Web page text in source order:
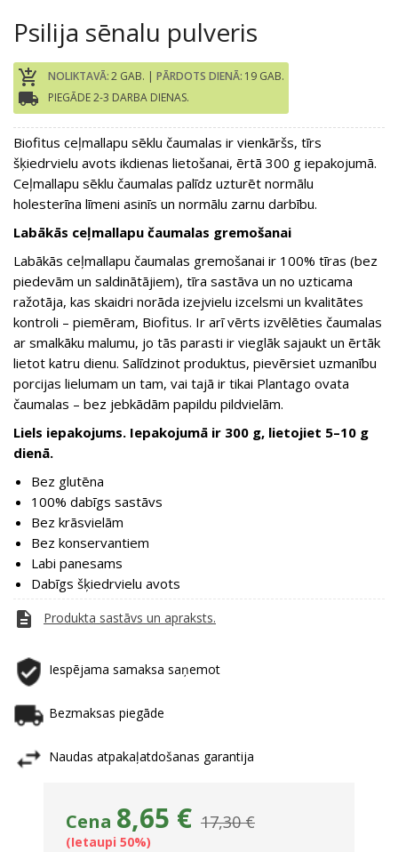
Psilija sēnalu pulveris
add_shopping_cart NOLIKTAVĀ:2 GAB. | PĀRDOTS DIENĀ: 19 GAB.
local_shipping PIEGĀDE 2-3 DARBA DIENAS.
Biofitus ceļmallapu sēklu čaumalas ir vienkāršs, tīrs
šķiedrvielu avots ikdienas lietošanai, ērtā 300 g iepakojumā.
Ceļmallapu sēklu čaumalas palīdz uzturēt normālu
holesterīna līmeni asinīs un normālu zarnu darbību.
Labākās ceļmallapu čaumalas gremošanai
Labākās ceļmallapu čaumalas gremošanai ir 100% tīras (bez
piedevām un saldinātājiem), tīra sastāva un no uzticama
ražotāja, kas skaidri norāda izejvielu izcelsmi un kvalitātes
kontroli – piemēram, Biofitus. Ir arī vērts izvēlēties čaumalas
ar smalkāku malumu, jo tās parasti ir vieglāk sajaukt un ērtāk
lietot katru dienu. Salīdzinot produktus, pievērsiet uzmanību
porcijas lielumam un tam, vai tajā ir tikai Plantago ovata
čaumalas – bez jebkādām papildu pildvielām.
Liels iepakojums. Iepakojumā ir 300 g, lietojiet 5–10 g
dienā.
Bez glutēna
100% dabīgs sastāvs
Bez krāsvielām
Bez konservantiem
Labi panesams
Dabīgs šķiedrvielu avots
description Produkta sastāvs un apraksts.
Iespējama samaksa saņemot
Bezmaksas piegāde
Naudas atpakaļatdošanas garantija
Cena 8,65 € 17,30 €
Ietaupi 50%